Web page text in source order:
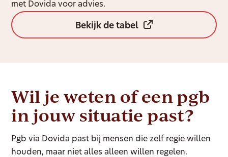
met Dovida voor advies.
Bekijk de tabel
Wil je weten of een pgb
in jouw situatie past?
Pgb via Dovida past bij mensen die zelf regie willen
houden, maar niet alles alleen willen regelen.